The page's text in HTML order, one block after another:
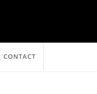
CONTACT